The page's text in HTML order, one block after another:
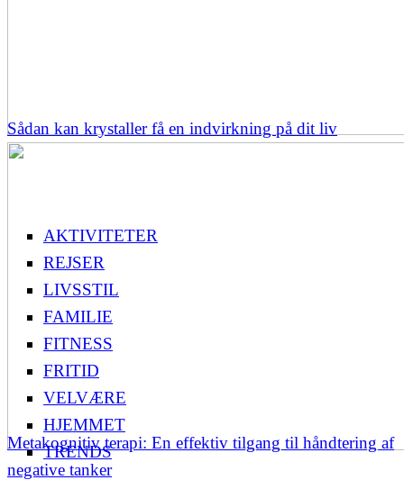
Sådan kan krystaller få en indvirkning på dit liv
Metakognitiv terapi: En effektiv tilgang til håndtering af
negative tanker
AKTIVITETER
REJSER
LIVSSTIL
FAMILIE
FITNESS
FRITID
VELVÆRE
HJEMMET
TRENDS